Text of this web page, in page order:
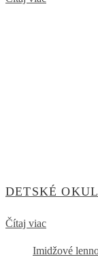
DETSKÉ
Čítaj viac
Imidžové